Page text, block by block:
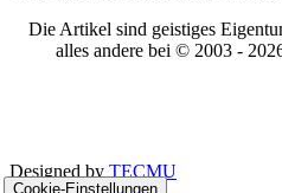
Die Artikel sind geistiges
alles andere bei © 2003 -
Designed by TECMU
Cookie-Einstellungen